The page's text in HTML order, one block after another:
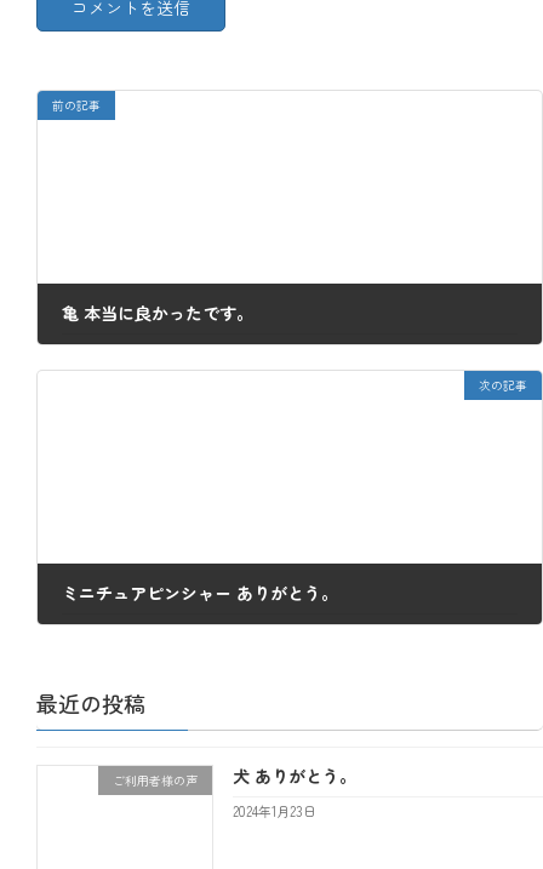
前の記事
亀 本当に良かったです。
次の記事
ミニチュアピンシャー ありがとう。
最近の投稿
ご利用者様の声 犬 ありがとう。
2024年1月23日